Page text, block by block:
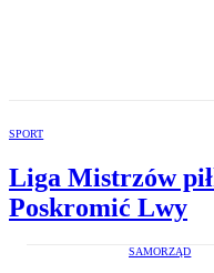
SPORT
Liga Mistrzów
Poskromić Lwy
SAMORZĄD